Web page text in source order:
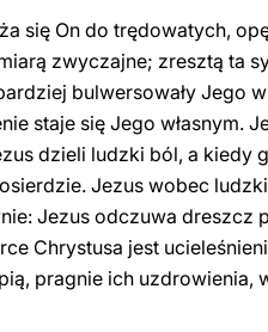
się On do trędowatych,
zwyczajne; zresztą ta
bulwersowały Jego
staje się Jego własnym.
dzieli ludzki ból, a kiedy
Jezus wobec
Jezus odczuwa
Chrystusa jest
pragnie ich uzdrowienia,